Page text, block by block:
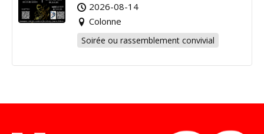
2026-08-14
Colonne
Soirée ou rassemblement convivial